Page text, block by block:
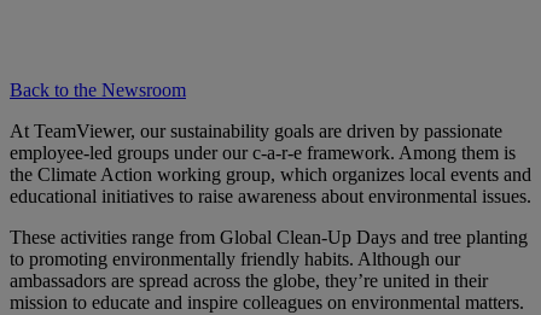
Back to the Newsroom
At TeamViewer, our sustainability goals are driven by passionate
employee-led groups under our c-a-r-e framework. Among them is
the Climate Action working group, which organizes local events and
educational initiatives to raise awareness about environmental issues.
These activities range from Global Clean-Up Days and tree planting
to promoting environmentally friendly habits. Although our
ambassadors are spread across the globe, they’re united in their
mission to educate and inspire colleagues on environmental matters.